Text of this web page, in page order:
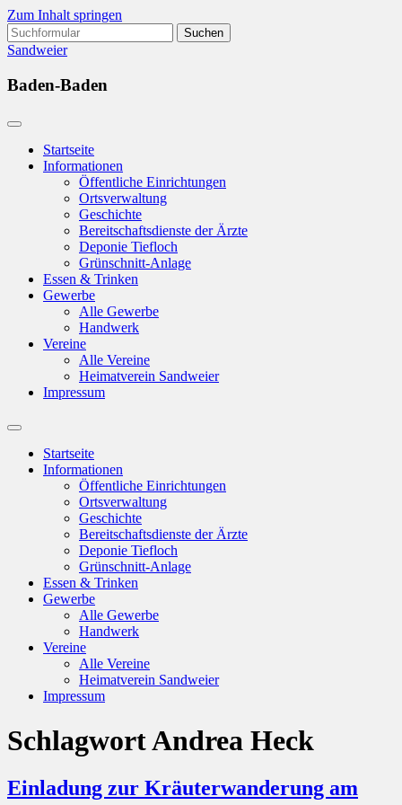
Zum Inhalt springen
Suchen
nach:
Sandweier
Baden-Baden
Startseite
Informationen
Öffentliche Einrichtungen
Ortsverwaltung
Geschichte
Bereitschaftsdienste der Ärzte
Deponie Tiefloch
Grünschnitt-Anlage
Essen & Trinken
Gewerbe
Alle Gewerbe
Handwerk
Vereine
Alle Vereine
Heimatverein Sandweier
Impressum
Suchfeld
ein-/ausblenden
Startseite
Informationen
Öffentliche Einrichtungen
Ortsverwaltung
Geschichte
Bereitschaftsdienste der Ärzte
Deponie Tiefloch
Grünschnitt-Anlage
Essen & Trinken
Gewerbe
Alle Gewerbe
Handwerk
Vereine
Alle Vereine
Heimatverein Sandweier
Impressum
SchlagwortAndrea Heck
Einladung zur Kräuterwanderung am